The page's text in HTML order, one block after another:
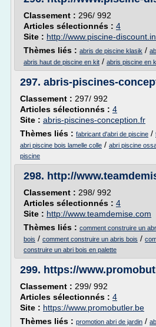
Classement : 296/ 992
Articles sélectionnés : 4
Site : http://www.piscine-
Thèmes liés : abris de piscine klasik /
abris haut de piscine en kit / abris piscine en
297. abris-piscines-
Classement : 297/ 992
Articles sélectionnés : 4
Site : abris-piscines-conception.fr
Thèmes liés : fabricant d'abri de piscine /
abri piscine bois lamelle colle / abri piscine
piscine
298. http://
Classement : 298/ 992
Articles sélectionnés : 4
Site : http://www.teamdemise.com
Thèmes liés : comment construire un
bois / comment construire un abris bois /
construire un abri bois en palette
299. https://
Classement : 299/ 992
Articles sélectionnés : 4
Site : https://www.promobutler.be
Thèmes liés : promotion abri de jardin /